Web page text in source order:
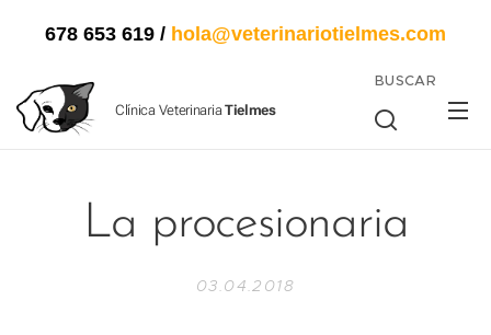
678 653 619 / hola@veterinariotielmes.com
Clínica Veterinaria Tielmes
BUSCAR
La procesionaria
03.04.2018